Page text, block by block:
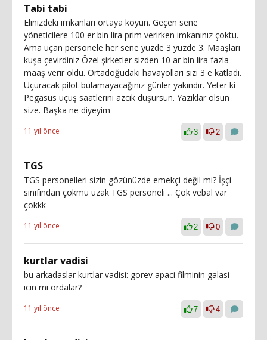
Tabi tabi
Elinizdeki imkanları ortaya koyun. Geçen sene
yöneticilere 100 er bin lira prim verirken imkanınız çoktu.
Ama uçan personele her sene yüzde 3 yüzde 3. Maaşları
kuşa çevirdiniz Özel şirketler sizden 10 ar bin lira fazla
maaş verir oldu. Ortadoğudaki havayolları sizi 3 e katladı.
Uçuracak pilot bulamayacağınız günler yakındır. Yeter ki
Pegasus uçuş saatlerini azcık düşürsün. Yazıklar olsun
size. Başka ne diyeyim
11 yıl önce 3 2
TGS
TGS personelleri sizin gözünüzde emekçi değil mi? İşçi
sınıfından çokmu uzak TGS personeli ... Çok vebal var
çokkk
11 yıl önce 2 0
kurtlar vadisi
bu arkadaslar kurtlar vadisi: gorev apaci filminin galasi
icin mi ordalar?
11 yıl önce 7 4